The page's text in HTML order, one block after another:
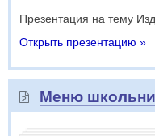
Презентация на тему
Открыть презентацию »
Меню